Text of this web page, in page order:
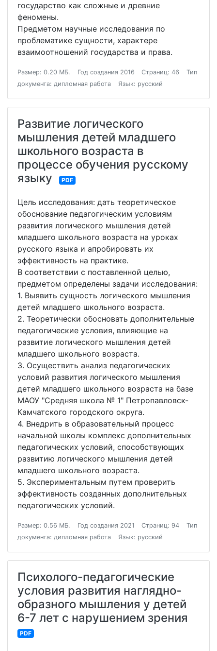
государство как сложные и древние
феномены.
Предметом научные исследования по
проблематике сущности, характере
взаимоотношений государства и права.
Размер: 0.20 МБ. Год создания 2016 Страниц: 46
Тип
документа: дипломная работа
Язык: русский
Развитие логического
мышления детей младшего
школьного возраста в
процессе обучения русскому
языку
PDF
Цель исследования: дать теоретическое
обоснование педагогическим условиям
развития логического мышления детей
младшего школьного возраста на уроках
русского языка и апробировать их
эффективность на практике.
В соответствии с поставленной целью,
предметом определены задачи исследования:
1. Выявить сущность логического мышления
детей младшего школьного возраста.
2. Теоретически обосновать дополнительные
педагогические условия, влияющие на
развитие логического мышления детей
младшего школьного возраста.
3. Осуществить анализ педагогических
условий развития логического мышления
детей младшего школьного возраста на базе
МАОУ "Средняя школа № 1" Петропавловск-
Камчатского городского округа.
4. Внедрить в образовательный процесс
начальной школы комплекс дополнительных
педагогических условий, способствующих
развитию логического мышления детей
младшего школьного возраста.
5. Экспериментальным путем проверить
эффективность созданных дополнительных
педагогических условий.
Размер: 0.56 МБ. Год создания 2021 Страниц: 94
Тип
документа: дипломная работа
Язык: русский
Психолого-педагогические
условия развития наглядно-
образного мышления у детей
6-7 лет с нарушением зрения
PDF